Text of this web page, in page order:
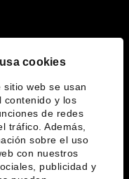
cookies
sitio web se usan
contenido y los
de redes
tráfico. Además,
sobre el uso
con nuestros
publicidad y